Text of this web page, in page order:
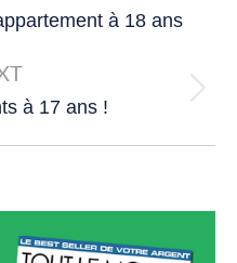
à 18 ans
à 17 ans !